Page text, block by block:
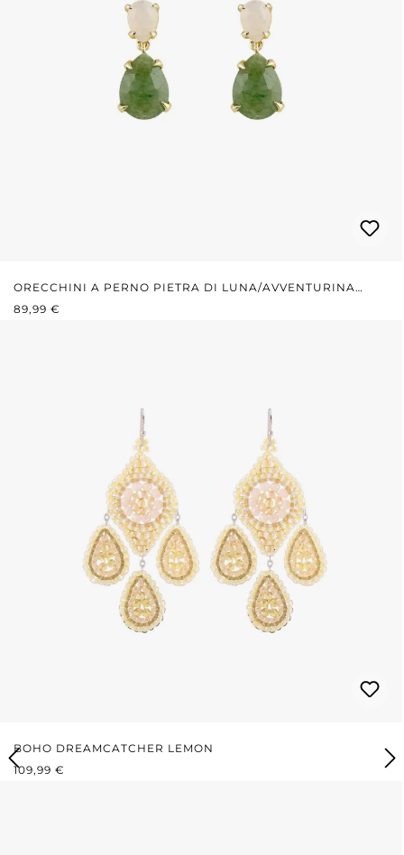
ORECCHINI A PERNO PIETRA DI LUNA/AVVENTURINA
VERDE
PREZZO NORMALE:
89,99 €
BOHO DREAMCATCHER LEMON
PREZZO NORMALE:
109,99 €